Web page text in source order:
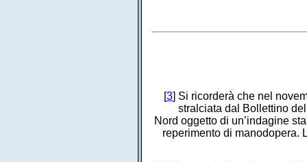
[3] Si ricorderà che nel
stralciata dal Bollettino
Nord oggetto di un’indagine
reperimento di manodopera.